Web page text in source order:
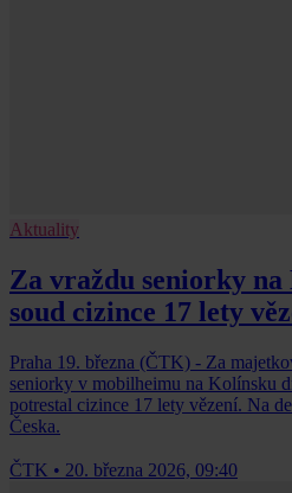
Aktuality
Za vraždu seniorky
soud cizince 17 lety
Praha 19. března (ČTK) - Za
seniorky v mobilheimu na Kolínsku
potrestal cizince 17 lety vězení. Na
Česka.
ČTK • 20. března 2026, 09:40